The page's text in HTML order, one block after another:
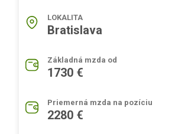
LOKALITA
Bratislava
Základná mzda od
1730 €
Priemerná mzda na pozíciu
2280 €